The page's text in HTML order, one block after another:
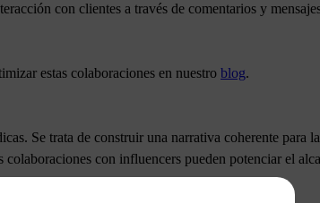
con clientes a través de comentarios y
estas colaboraciones en nuestro blog.
Se trata de construir una narrativa coherente para
con influencers pueden potenciar el